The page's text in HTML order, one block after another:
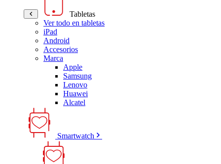
Tabletas
Ver todo en tabletas
iPad
Android
Accesorios
Marca
Apple
Samsung
Lenovo
Huawei
Alcatel
Smartwatch